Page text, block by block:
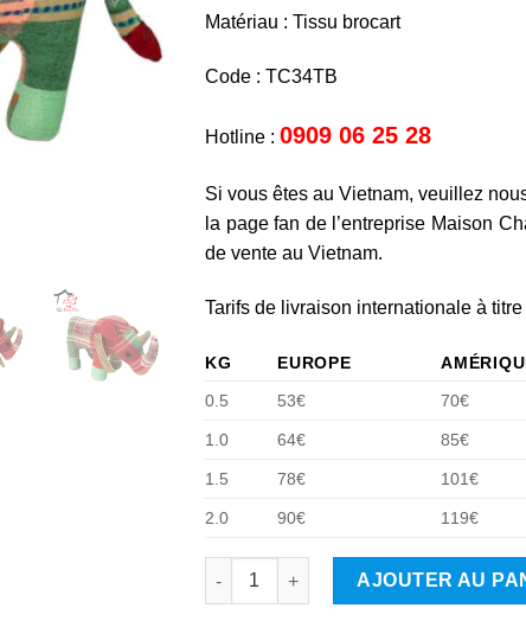
Matériau : Tissu brocart
Code : TC34TB
Hotline : 0909 06 25 28
Si vous êtes au Vietnam, veuillez
la page fan de l’entreprise Maison
de vente au Vietnam.
Tarifs de livraison internationale à
KG EUROPE
0.5
53€ 70€
1.0 64€ 85€
1.5 78€ 101€
2.0 90€ 119€
quantité de Rhinocéros
AJOUTER AU